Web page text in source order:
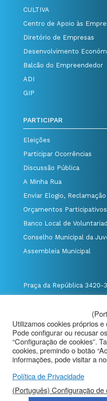
CULTIVA
Centro de Apoio às
Diretório de Empresas
Desenvolvimento
Balcão do Empreendedor
ADI
GIP
PARTICIPAR
Eleições
Participar Ocorrências
Discussão Pública
A Minha Rua
Enviar Elogio,
Orçamentos Participativos
Banco Local de
Conselho Municipal da
Assembleia Municipal
Praça da República 3420-
E.
@Município de
Politica de
Aviso de
Utilizamos cookies próprios
Pode configurar ou recusar
“Configuração de cookies”.
cookies, premindo o botão
informações, pode visitar a
Política de Privacidade
(Português) Configuração de